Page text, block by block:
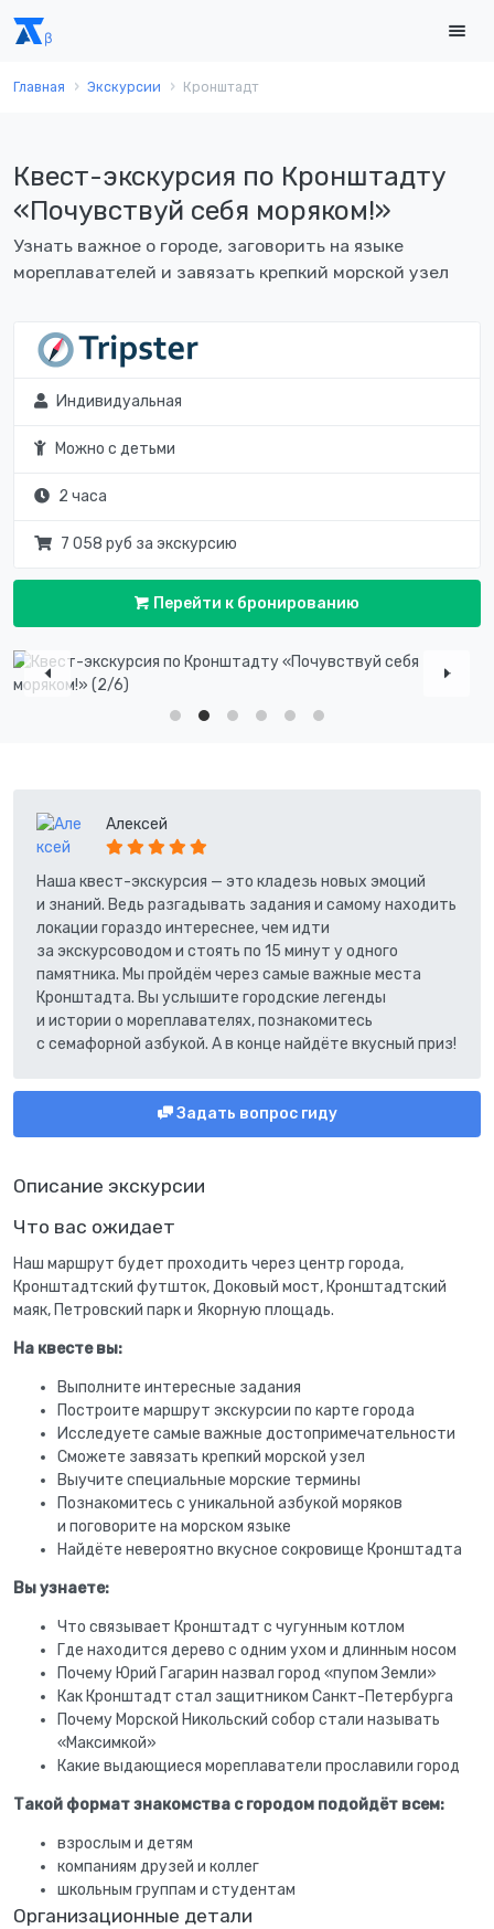
Главная Экскурсии Кронштадт
Квест-экскурсия по Кронштадту
«Почувствуй себя моряком!»
Узнать важное о городе, заговорить на языке
мореплавателей и завязать крепкий морской узел
Индивидуальная
Можно с детьми
2 часа
7 058 руб за экскурсию
Перейти к бронированию
Описание экскурсии
Что вас ожидает
Наш маршрут будет проходить через центр города,
Кронштадтский футшток, Доковый мост, Кронштадтский
маяк, Петровский парк и Якорную площадь.
На квесте вы:
Выполните интересные задания
Построите маршрут экскурсии по карте города
Исследуете самые важные достопримечательности
Сможете завязать крепкий морской узел
Выучите специальные морские термины
Познакомитесь с уникальной азбукой моряков
и поговорите на морском языке
Найдёте невероятно вкусное сокровище Кронштадта
Вы узнаете:
Что связывает Кронштадт с чугунным котлом
Где находится дерево с одним ухом и длинным носом
Почему Юрий Гагарин назвал город «пупом Земли»
Как Кронштадт стал защитником Санкт-Петербурга
Почему Морской Никольский собор стали называть
«Максимкой»
Какие выдающиеся мореплаватели прославили город
Такой формат знакомства с городом подойдёт всем:
взрослым и детям
компаниям друзей и коллег
школьным группам и студентам
Организационные детали
Алексей
Наша квест-экскурсия — это кладезь новых эмоций
и знаний. Ведь разгадывать задания и самому находить
локации гораздо интереснее, чем идти
за экскурсоводом и стоять по 15 минут у одного
памятника. Мы пройдём через самые важные места
Кронштадта. Вы услышите городские легенды
и истории о мореплавателях, познакомитесь
с семафорной азбукой. А в конце найдёте вкусный приз!
Задать вопрос гиду